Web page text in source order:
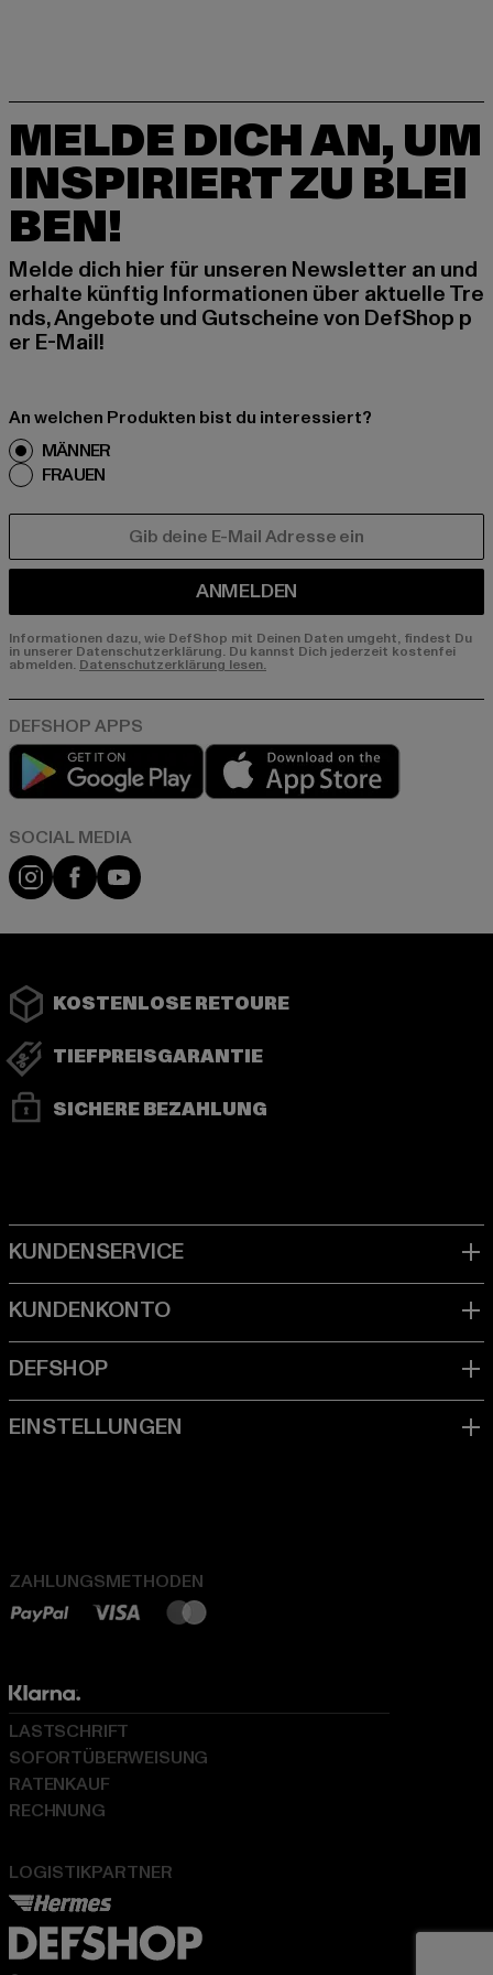
MELDE DICH AN, UM
INSPIRIERT ZU BLEI
BEN!
Melde dich hier für unseren Newsletter an und
erhalte künftig Informationen über aktuelle Tre
nds, Angebote und Gutscheine von DefShop p
er E-Mail!
An welchen Produkten bist du interessiert?
MÄNNER
FRAUEN
ANMELDEN
Informationen dazu, wie DefShop mit Deinen Daten umgeht, findest Du
in unserer Datenschutzerklärung. Du kannst Dich jederzeit kostenfei
abmelden. Datenschutzerklärung lesen.
Play market
Instagram
FacebookYouTube
KOSTENLOSE RETOURE
TIEFPREISGARANTIE
SICHERE BEZAHLUNG
ZAHLUNGSMETHODEN
LOGISTIKPARTNER
LASTSCHRIFT
SOFORTÜBERWEISUNG
RATENKAUF
RECHNUNG